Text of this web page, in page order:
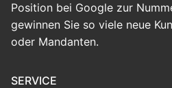
Position bei Google zur
gewinnen Sie so viele neue
oder Mandanten.
SERVICE